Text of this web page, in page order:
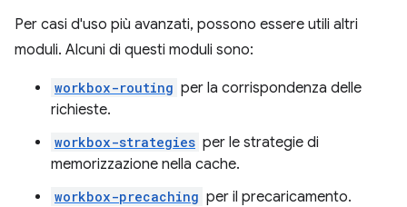
Per casi d'uso più avanzati, possono essere utili altri
moduli. Alcuni di questi moduli sono:
workbox-routing per la corrispondenza delle
richieste.
workbox-strategies per le strategie di
memorizzazione nella cache.
workbox-precaching per il precaricamento.